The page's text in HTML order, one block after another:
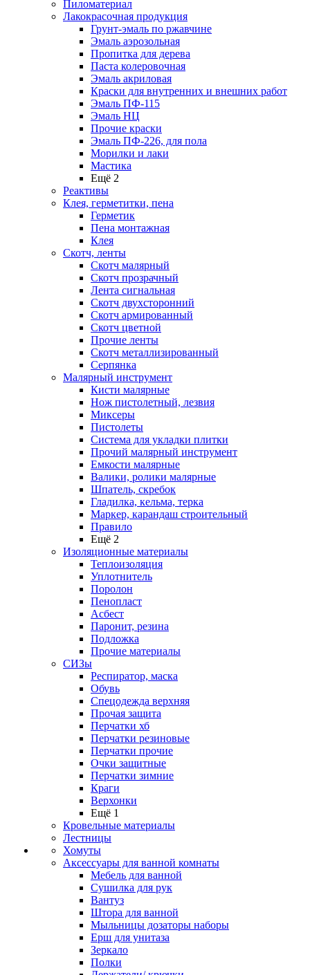
Пиломатериал
Лакокрасочная продукция
Грунт-эмаль по ржавчине
Эмаль аэрозольная
Пропитка для дерева
Паста колеровочная
Эмаль акриловая
Краски для внутренних и внешних работ
Эмаль ПФ-115
Эмаль НЦ
Прочие краски
Эмаль ПФ-226, для пола
Морилки и лаки
Мастика
Ещё 2
Реактивы
Клея, герметитки, пена
Герметик
Пена монтажная
Клея
Скотч, ленты
Скотч малярный
Скотч прозрачный
Лента сигнальная
Скотч двухсторонний
Скотч армированный
Скотч цветной
Прочие ленты
Скотч металлизированный
Серпянка
Малярный инструмент
Кисти малярные
Нож пистолетный, лезвия
Миксеры
Пистолеты
Система для укладки плитки
Прочий малярный инструмент
Емкости малярные
Валики, ролики малярные
Шпатель, скребок
Гладилка, кельма, терка
Маркер, карандаш строительный
Правило
Ещё 2
Изоляционные материалы
Теплоизоляция
Уплотнитель
Поролон
Пенопласт
Асбест
Паронит, резина
Подложка
Прочие материалы
СИЗы
Респиратор, маска
Обувь
Спецодежда верхняя
Прочая защита
Перчатки хб
Перчатки резиновые
Перчатки прочие
Очки защитные
Перчатки зимние
Краги
Верхонки
Ещё 1
Кровельные материалы
Лестницы
Хомуты
Аксессуары для ванной комнаты
Мебель для ванной
Сушилка для рук
Вантуз
Штора для ванной
Мыльницы дозаторы наборы
Ерш для унитаза
Зеркало
Полки